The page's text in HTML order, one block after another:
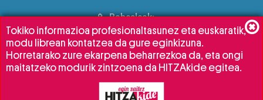
Babesleak:
Tokiko informazioa profesionaltasunez eta euskaratik,
modu librean kontatzea da gure eginkizuna.
Horretarako zure ekarpena beharrezkoa da, eta ongi
maitatzeko modurik zintzoena da HITZAkide egitea.